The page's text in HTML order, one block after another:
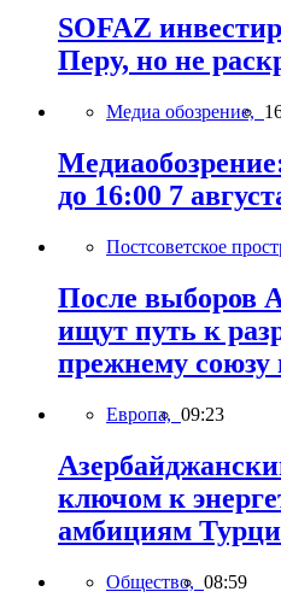
SOFAZ
Перу, но не
Медиа обозрение,
до 16:00 7
Постсоветское
После выборов
ищут путь к
прежнему союзу
Европа, 09:23
ключом к
амбициям
Общество, 08:59